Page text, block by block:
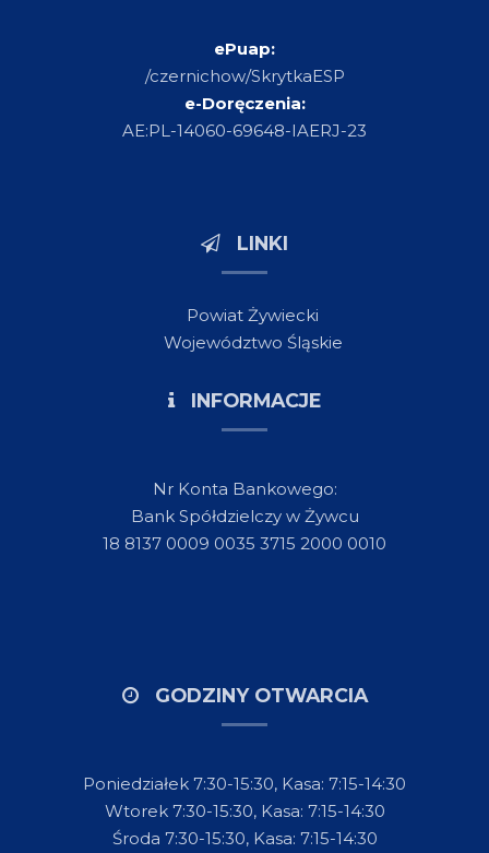
ePuap:
/czernichow/SkrytkaESP
e-Doręczenia:
AE:PL-14060-69648-IAERJ-23
LINKI
Powiat Żywiecki
Województwo Śląskie
INFORMACJE
Nr Konta Bankowego:
Bank Spółdzielczy w Żywcu
18 8137 0009 0035 3715 2000 0010
GODZINY OTWARCIA
Poniedziałek 7:30-15:30, Kasa: 7:15-14:30
Wtorek 7:30-15:30, Kasa: 7:15-14:30
Środa 7:30-15:30, Kasa: 7:15-14:30